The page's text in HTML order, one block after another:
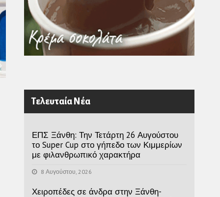
Τελευταία Νέα
ΕΠΣ Ξάνθη: Την Τετάρτη 26 Αυγούστου
το Super Cup στο γήπεδο των Κιμμερίων
με φιλανθρωπικό χαρακτήρα
8 Αυγούστου, 2026
Χειροπέδες σε άνδρα στην Ξάνθη-